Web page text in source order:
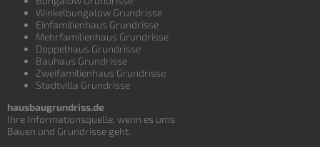
Winkelbungalow Grundrisse
Einfamilienhaus Grundrisse
Mehrfamilienhaus Grundrisse
Doppelhaus Grundrisse
Bauhaus Grundrisse
Zweifamilienhaus Grundrisse
Stadtvilla Grundrisse
hausbaugrundriss.de
Ihre Informationsquelle, wenn es ums
Bauen und Grundrisse geht.